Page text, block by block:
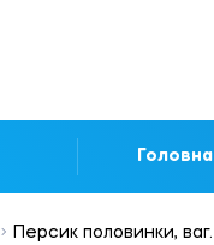
Головна
Персик половинки, ваг.